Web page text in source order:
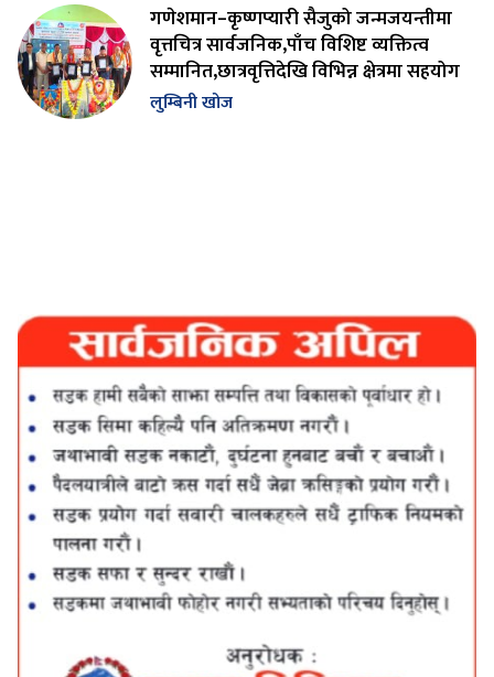
गणेशमान–कृष्णप्यारी सैजुको जन्मजयन्तीमा
वृत्तचित्र सार्वजनिक,पाँच विशिष्ट व्यक्तित्व
सम्मानित,छात्रवृत्तिदेखि विभिन्न क्षेत्रमा सहयोग
लुम्बिनी खोज